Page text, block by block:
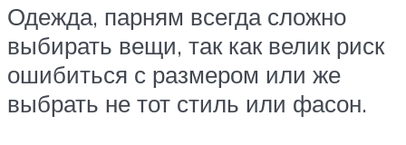
Одежда, парням всегда сложно
выбирать вещи, так как велик риск
ошибиться с размером или же
выбрать не тот стиль или фасон.